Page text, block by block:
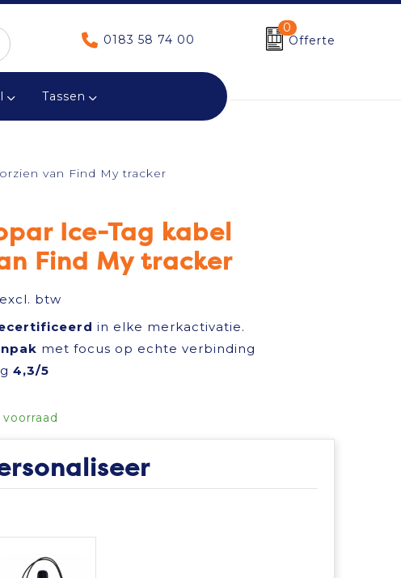
0183 58 74 00
0
Offerte
Tassen
van Find My tracker
Ice-Tag kabel
Find My tracker
excl. btw
in elke merkactivatie.
met focus op echte verbinding
4,3/5
voorraad